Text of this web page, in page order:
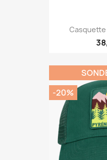
Casquette
-20%